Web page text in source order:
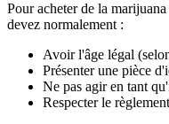
Pour acheter de la
devez normalement :
Avoir l'âge légal
Présenter une pièce
Ne pas agir en tant
Respecter le